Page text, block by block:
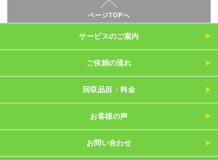
ページTOPへ
サービスのご案内
ご依頼の流れ
回収品目・料金
お客様の声
お問い合わせ